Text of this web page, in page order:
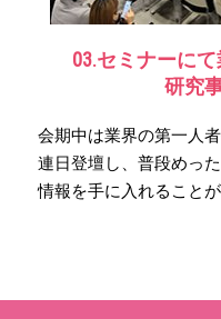
03.セミナーに
研究
会期中は業界の第一人
連日登壇し、普段めっ
情報を手に入れることが